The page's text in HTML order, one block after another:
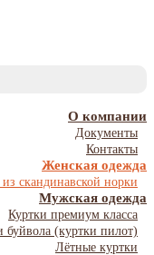
О компании
Документы
Контакты
Женская одежда
скандинавской норки
Мужская одежда
Куртки премиум класса
буйвола (куртки пилот)
Лётные куртки